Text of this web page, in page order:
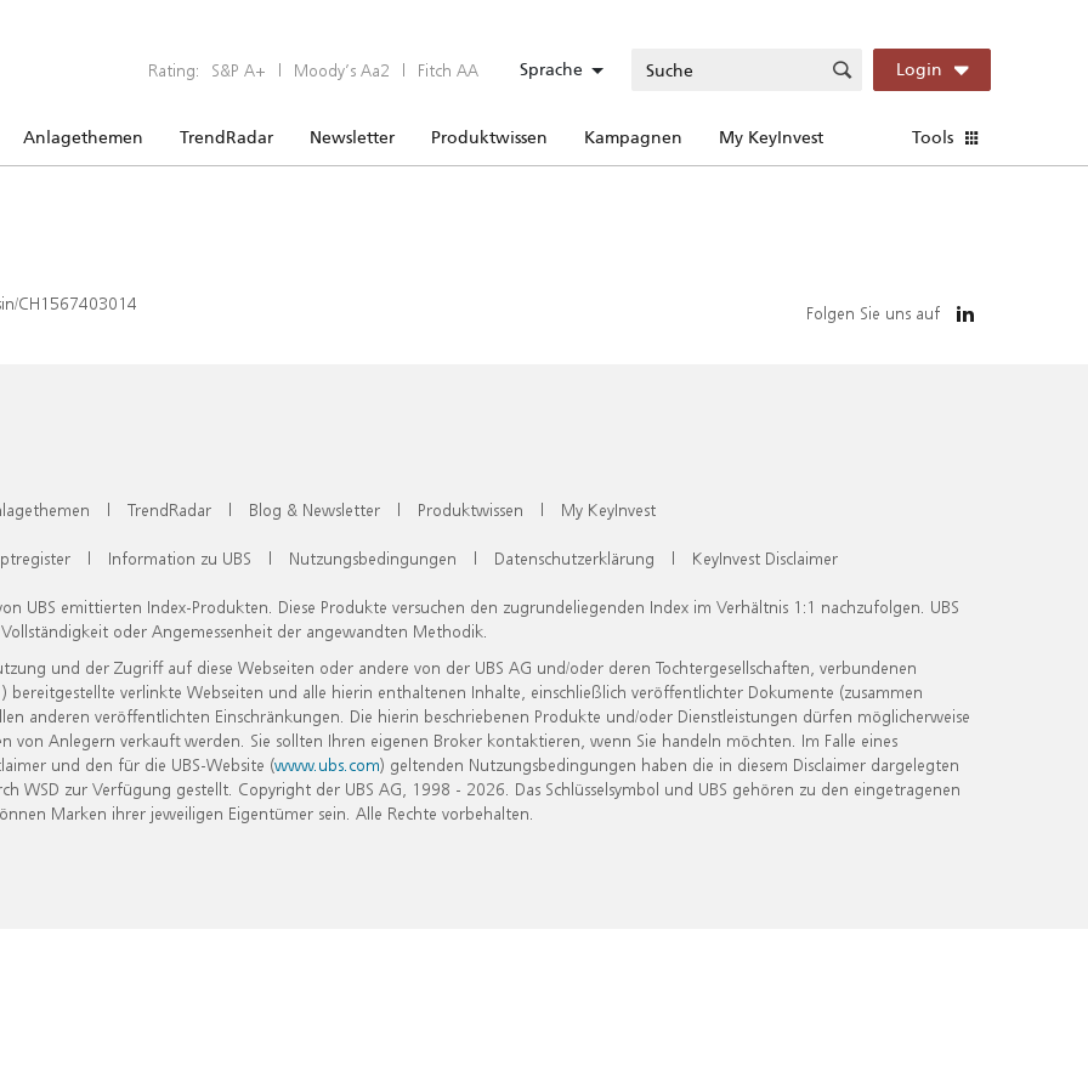
Rating: S&P A+ | Moody’s Aa2 | Fitch AA Sprache Login
Anlagethemen TrendRadar Newsletter Produktwissen Kampagnen My KeyInvest Tools
CH1567403014 Folgen Sie uns auf
| TrendRadar | Blog & Newsletter | Produktwissen | My KeyInvest
| Information zu UBS | Nutzungsbedingungen | Datenschutzerklärung | KeyInvest Disclaimer
UBS emittierten Index-Produkten. Diese Produkte versuchen den zugrundeliegenden Index im Verhältnis 1:1 nachzufolgen. UBS
oder Angemessenheit der angewandten Methodik.
und der Zugriff auf diese Webseiten oder andere von der UBS AG und/oder deren Tochtergesellschaften, verbundenen
verlinkte Webseiten und alle hierin enthaltenen Inhalte, einschließlich veröffentlichter Dokumente (zusammen
anderen veröffentlichten Einschränkungen. Die hierin beschriebenen Produkte und/oder Dienstleistungen dürfen möglicherweise
Anlegern verkauft werden. Sie sollten Ihren eigenen Broker kontaktieren, wenn Sie handeln möchten. Im Falle eines
und den für die UBS-Website (www.ubs.com) geltenden Nutzungsbedingungen haben die in diesem Disclaimer dargelegten
zur Verfügung gestellt. Copyright der UBS AG, 1998 - 2026. Das Schlüsselsymbol und UBS gehören zu den eingetragenen
Marken ihrer jeweiligen Eigentümer sein. Alle Rechte vorbehalten.